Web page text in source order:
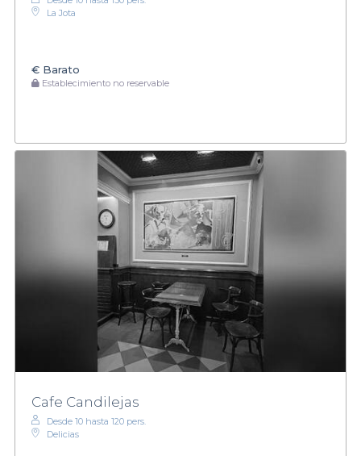
La Jota
€ Barato
Establecimiento no reservable
Cafe Candilejas
Desde 10 hasta 120 pers.
Delicias